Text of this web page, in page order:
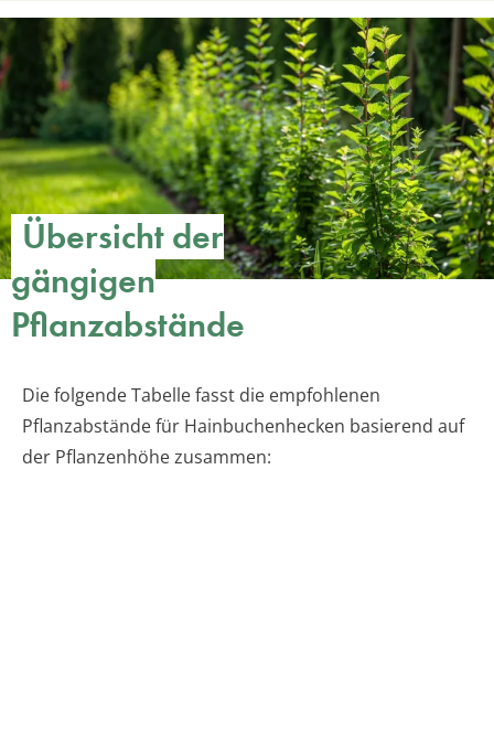
Übersicht der
gängigen
Pflanzabstände
Die folgende Tabelle fasst die empfohlenen
Pflanzabstände für Hainbuchenhecken basierend auf
der Pflanzenhöhe zusammen: